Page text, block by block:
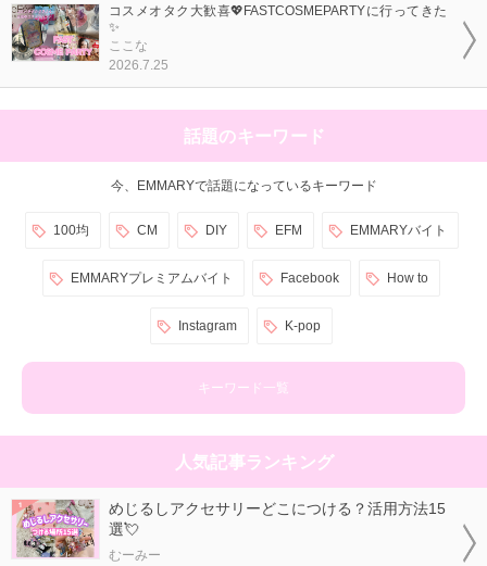
コスメオタク大歓喜💖FASTCOSMEPARTYに行ってきた
✨
ここな
2026.7.25
話題のキーワード
今、EMMARYで話題になっているキーワード
100均 CM DIY EFM EMMARYバイト
EMMARYプレミアムバイト Facebook How to
Instagram K-pop
キーワード一覧
人気記事ランキング
めじるしアクセサリーどこにつける？活用方法15
選💘
むーみー